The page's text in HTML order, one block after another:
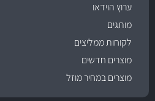
ערוץ הוידאו
מותגים
לקוחות ממליצים
מוצרים חדשים
מוצרים במחיר מוזל